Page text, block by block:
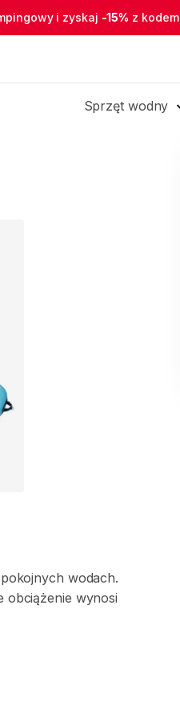
i zyskaj -15% z kodem
Sprzęt wodny
wodach.
obciążenie wynosi